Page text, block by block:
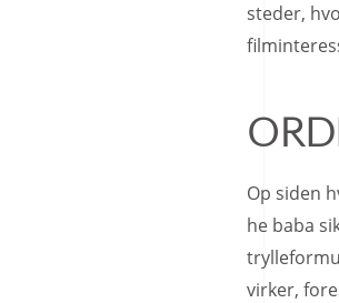
steder,
Op siden
he baba
virker,